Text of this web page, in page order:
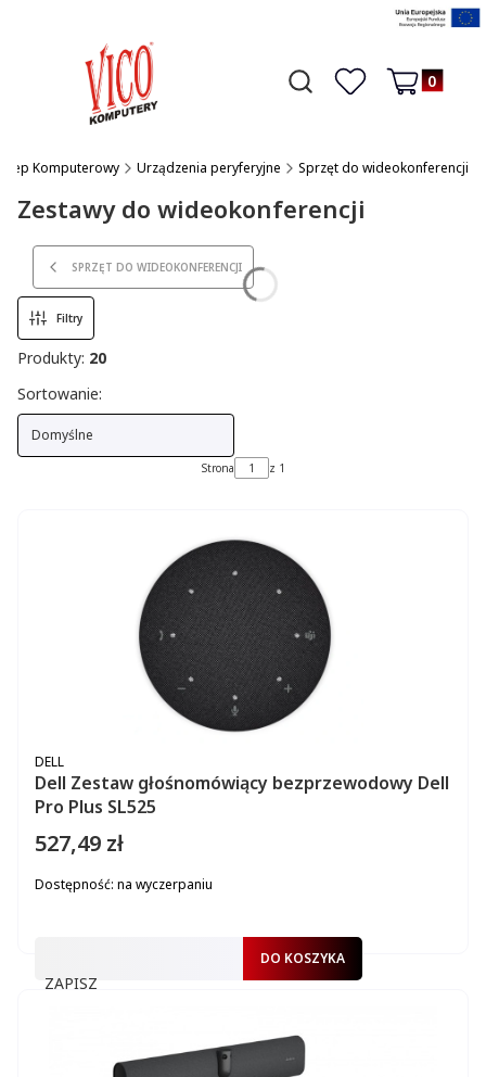
Otwórz wyszukiwarkę
Czego szukasz?Ulubione
Produkty w
Koszyk
Komputerowy Urządzenia peryferyjne Sprzęt do wideokonferencji
Zestawy do wideokonferencji
SPRZĘT DO WIDEOKONFERENCJI
Filtry
Produkty: 20
Lista produktów
Sortowanie:
Domyślne
Strona z 1
Dell Zestaw głośnomówiący bezprzewodowy Dell
Pro Plus SL525
PRODUCENT
DELL
Cena
527,49 zł
Dostępność: na wyczerpaniu
ZAPISZ
DO KOSZYKA